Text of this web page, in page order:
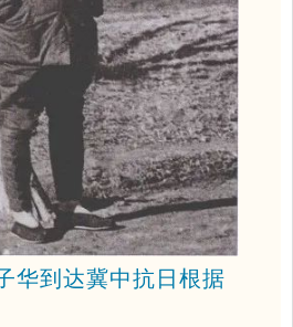
华到达冀中抗日根据